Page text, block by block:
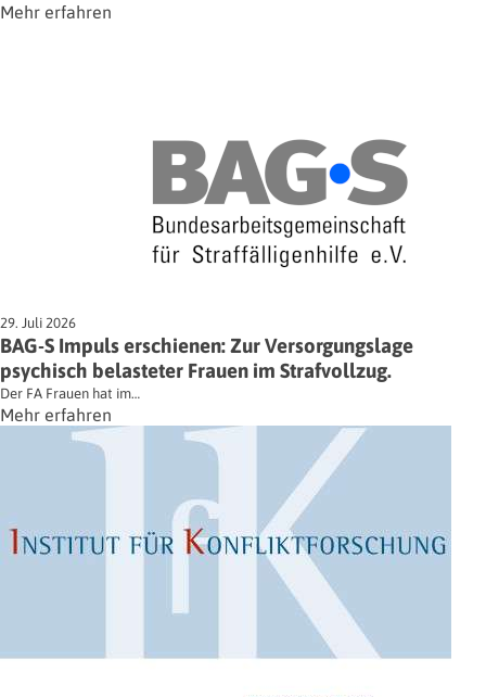
Mehr erfahren
29. Juli 2026
BAG-S Impuls erschienen: Zur Versorgungslage
psychisch belasteter Frauen im Strafvollzug.
Der FA Frauen hat im…
Mehr erfahren